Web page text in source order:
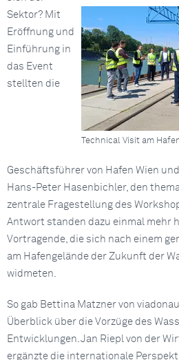
Technical Visit am
Sektor? Mit
Eröffnung und
Einführung in
das Event
stellten die
Geschäftsführer von Hafen Wien
Hans-Peter Hasenbichler, den
zentrale Fragestellung des
Antwort standen dazu einmal mehr
Vortragende, die sich nach einem
am Hafengelände der Zukunft der
widmeten.
So gab Bettina Matzner von
Überblick über die Vorzüge des
Entwicklungen. Jan Riepl von der
ergänzte die internationale